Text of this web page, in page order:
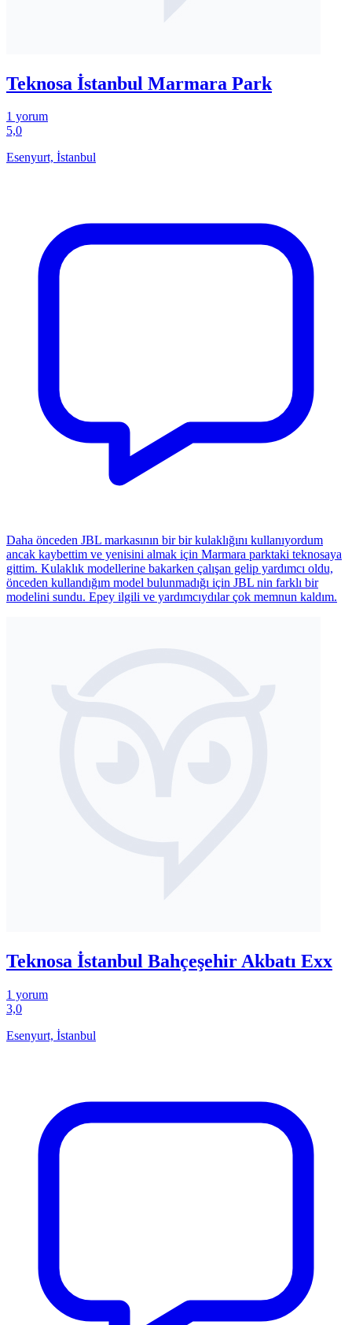
Teknosa İstanbul Marmara Park
1 yorum
5,0
Esenyurt, İstanbul
Daha önceden JBL markasının bir bir kulaklığını kullanıyordum
ancak kaybettim ve yenisini almak için Marmara parktaki teknosaya
gittim. Kulaklık modellerine bakarken çalışan gelip yardımcı oldu,
önceden kullandığım model bulunmadığı için JBL nin farklı bir
modelini sundu. Epey ilgili ve yardımcıydılar çok memnun kaldım.
Teknosa İstanbul Bahçeşehir Akbatı Exx
1 yorum
3,0
Esenyurt, İstanbul